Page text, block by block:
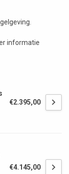
informatie
€2.395,00
€4.145,00